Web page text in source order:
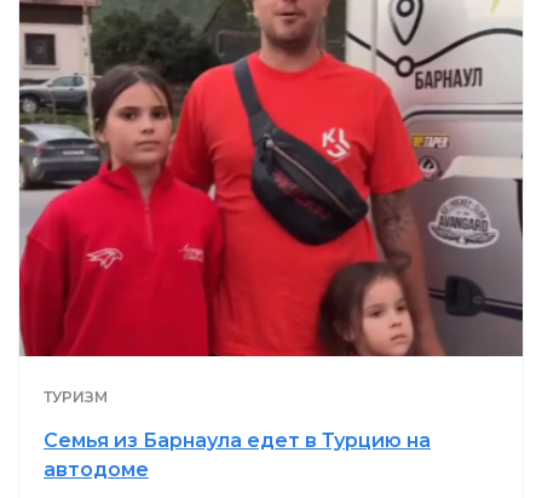
ТУРИЗМ
Семья из Барнаула едет в Турцию на
автодоме